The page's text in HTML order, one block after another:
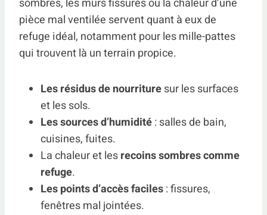
sombres, les murs fissurés ou la chaleur d’une
pièce mal ventilée servent quant à eux de
refuge idéal, notamment pour les mille-pattes
qui trouvent là un terrain propice.
Les résidus de nourrituresur les surfaces
et les sols.
Les sources d’humidité: salles de bain,
cuisines, fuites.
La chaleur et lesrecoins sombres comme
refuge.
Les points d’accès faciles: fissures,
fenêtres mal jointées.